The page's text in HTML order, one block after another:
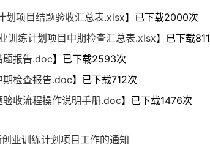
划项目结题验收汇总表.xlsx】已下载2000次
训练计划项目中期检查汇总表.xlsx】已下载811
题报告.doc】已下载2593次
期检查报告.doc】已下载712次
收流程操作说明手册.doc】已下载1476次
业训练计划项目工作的通知